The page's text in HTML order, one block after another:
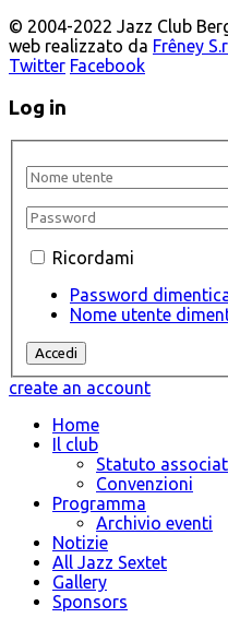
© 2004-2022 Jazz Club
web realizzato da Frêney
Twitter Facebook
Log in
Ricordami
Password
Nome utente
create an account
Home
Il club
Statuto
Convenzioni
Programma
Archivio eventi
Notizie
All Jazz Sextet
Gallery
Sponsors